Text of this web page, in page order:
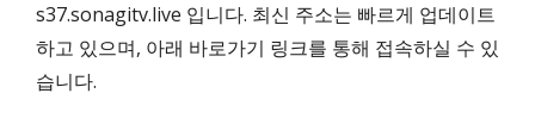
s37.sonagitv.live 입니다. 최신 주소는 빠르게 업데이트
하고 있으며, 아래 바로가기 링크를 통해 접속하실 수 있
습니다.